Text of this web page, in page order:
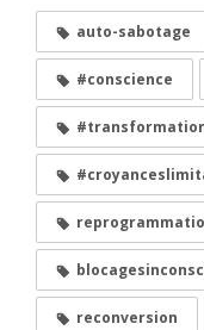
auto-sabotage
#conscience
reconversion